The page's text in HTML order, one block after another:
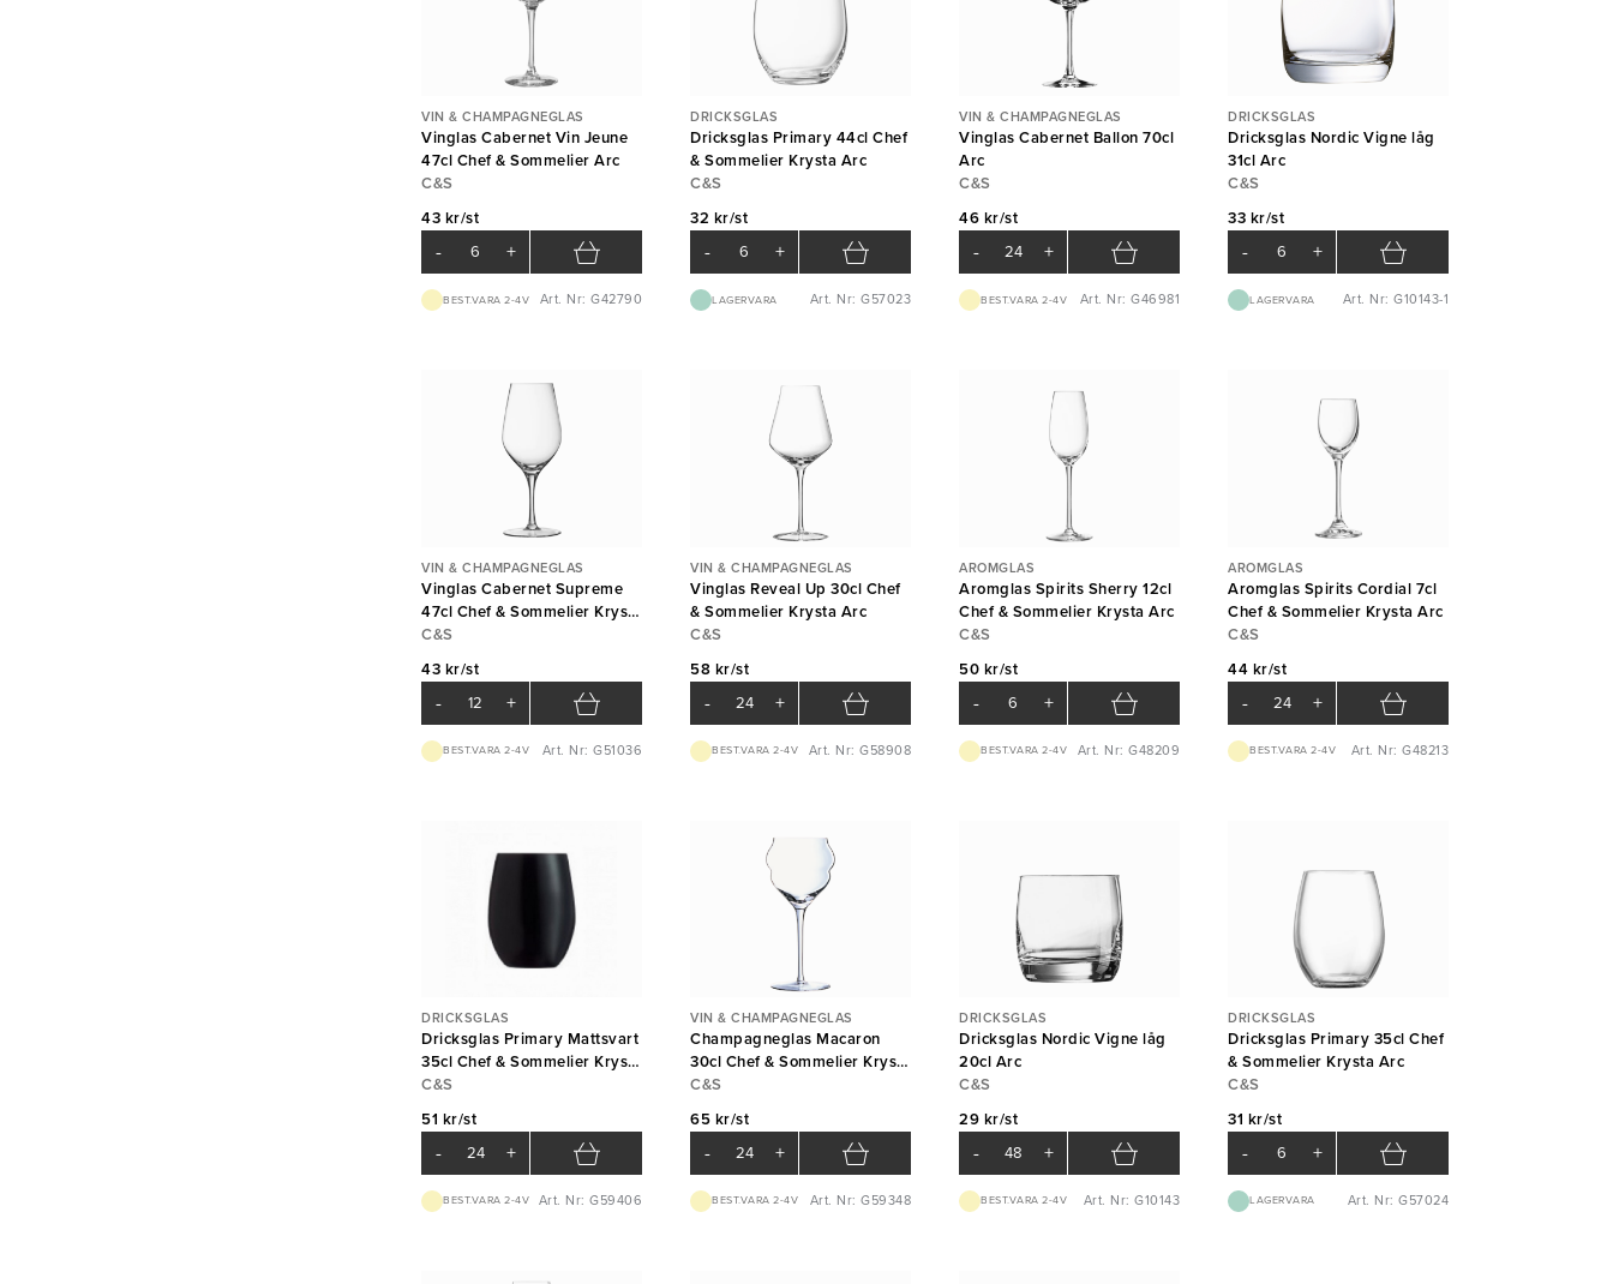
VIN & CHAMPAGNEGLAS
Vinglas Cabernet Vin Jeune
47cl Chef & Sommelier Arc
C&S
43 kr/st
- +
BEST.VARA 2-4V Art. Nr: G42790
DRICKSGLAS
Dricksglas Primary 44cl Chef
& Sommelier Krysta Arc
C&S
32 kr/st
- +
LAGERVARA Art. Nr: G57023
VIN & CHAMPAGNEGLAS
Vinglas Cabernet Ballon 70cl
Arc
C&S
46 kr/st
- +
BEST.VARA 2-4V Art. Nr: G46981
DRICKSGLAS
Dricksglas Nordic Vigne låg
31cl Arc
C&S
33 kr/st
- +
LAGERVARA Art. Nr: G10143-1
VIN & CHAMPAGNEGLAS
Vinglas Cabernet Supreme
47cl Chef & Sommelier Krysta
Arc
C&S
43 kr/st
- +
BEST.VARA 2-4V Art. Nr: G51036
VIN & CHAMPAGNEGLAS
Vinglas Reveal Up 30cl Chef
& Sommelier Krysta Arc
C&S
58 kr/st
- +
BEST.VARA 2-4V Art. Nr: G58908
AROMGLAS
Aromglas Spirits Sherry 12cl
Chef & Sommelier Krysta Arc
C&S
50 kr/st
- +
BEST.VARA 2-4V Art. Nr: G48209
AROMGLAS
Aromglas Spirits Cordial 7cl
Chef & Sommelier Krysta Arc
C&S
44 kr/st
- +
BEST.VARA 2-4V Art. Nr: G48213
DRICKSGLAS
Dricksglas Primary Mattsvart
35cl Chef & Sommelier Krysta
Arc
C&S
51 kr/st
- +
BEST.VARA 2-4V Art. Nr: G59406
VIN & CHAMPAGNEGLAS
Champagneglas Macaron
30cl Chef & Sommelier Krysta
Arc
C&S
65 kr/st
- +
BEST.VARA 2-4V Art. Nr: G59348
DRICKSGLAS
Dricksglas Nordic Vigne låg
20cl Arc
C&S
29 kr/st
- +
BEST.VARA 2-4V Art. Nr: G10143
DRICKSGLAS
Dricksglas Primary 35cl Chef
& Sommelier Krysta Arc
C&S
31 kr/st
- +
LAGERVARA Art. Nr: G57024